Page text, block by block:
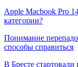
Apple Macbook Pro
категории?
Понимание
способы справиться
В Бресте